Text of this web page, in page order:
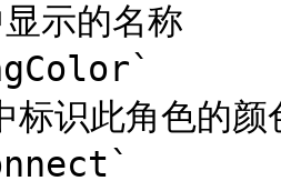
中显示的
标识此角